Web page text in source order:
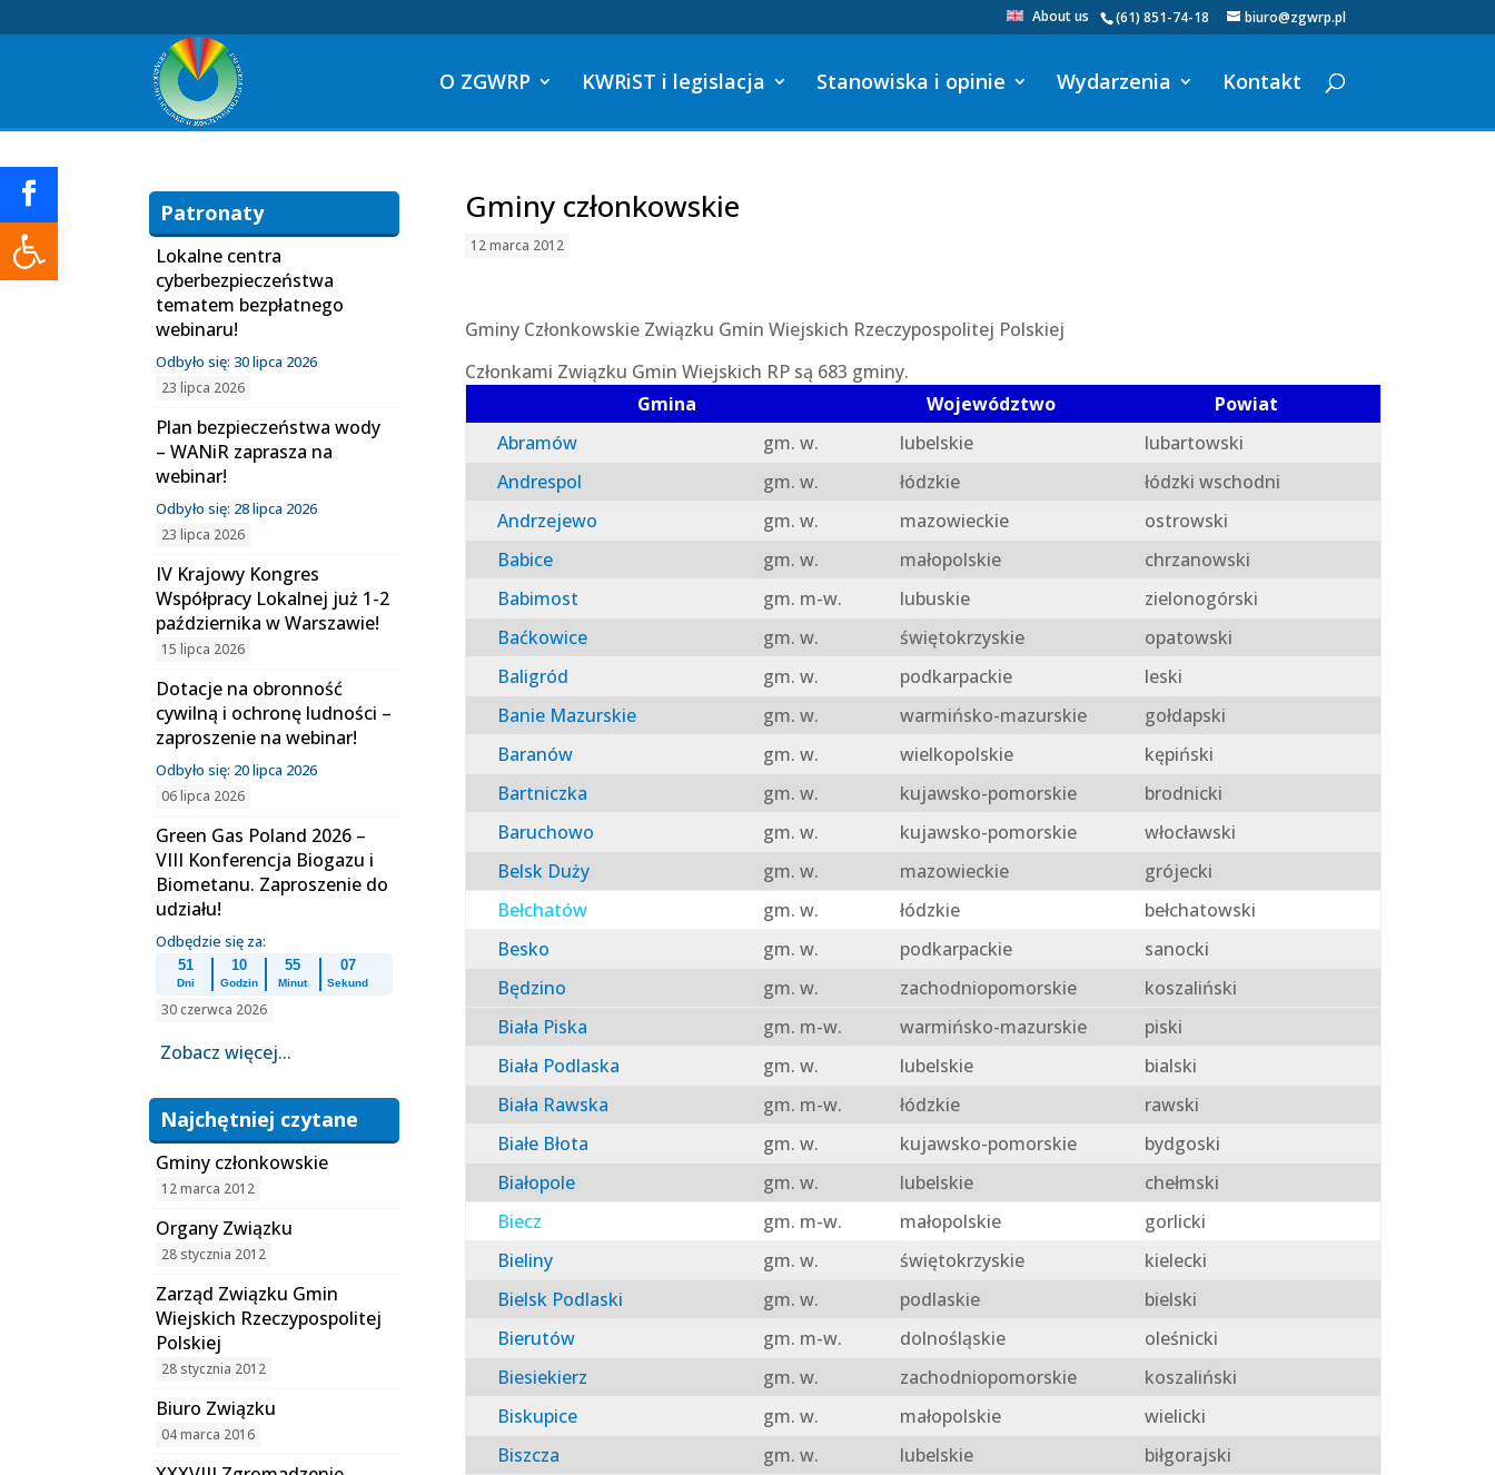
Otwórz pasek narzędzi
(61) 851-74-18 biuro@zgwrp.pl
About us
O ZGWRP KWRiST i legislacja Stanowiska i opinie Wydarzenia Kontakt
Gminy członkowskie
12 marca 2012
Gminy Członkowskie Związku Gmin Wiejskich Rzeczypospolitej Polskiej
Członkami Związku Gmin Wiejskich RP są 683 gminy.
Gmina
Województwo
Powiat
Abramów
gm. w. lubelskie
lubartowski
Andrespol
gm. w. łódzkie
łódzki wschodni
Andrzejewo
gm. w. mazowieckie
ostrowski
Babice
gm. w. małopolskie
chrzanowski
Babimost
gm. m-w. lubuskie
zielonogórski
Baćkowice
gm. w. świętokrzyskie
opatowski
Baligród
gm. w. podkarpackie
leski
Banie Mazurskie
gm. w. warmińsko-mazurskie
gołdapski
Baranów
gm. w. wielkopolskie
kępiński
Bartniczka
gm. w. kujawsko-pomorskie
brodnicki
Baruchowo
gm. w. kujawsko-pomorskie
włocławski
Belsk Duży
gm. w. mazowieckie
grójecki
Bełchatów
gm. w. łódzkie
bełchatowski
Besko
gm. w. podkarpackie
sanocki
Będzino
gm. w. zachodniopomorskie
koszaliński
Biała Piska
gm. m-w. warmińsko-mazurskie
piski
Biała Podlaska
gm. w. lubelskie
bialski
Biała Rawska
gm. m-w. łódzkie
rawski
Białe Błota
gm. w. kujawsko-pomorskie
bydgoski
Białopole
gm. w. lubelskie
chełmski
Biecz
gm. m-w. małopolskie
gorlicki
Bieliny
gm. w. świętokrzyskie
kielecki
Bielsk Podlaski
gm. w. podlaskie
bielski
Bierutów
gm. m-w. dolnośląskie
oleśnicki
Biesiekierz
gm. w. zachodniopomorskie
koszaliński
Biskupice
gm. w. małopolskie
wielicki
Biszcza
gm. w. lubelskie
biłgorajski
Patronaty
Lokalne centra
cyberbezpieczeństwa
tematem bezpłatnego
webinaru!
Odbyło się: 30 lipca 2026
23 lipca 2026
Plan bezpieczeństwa wody
– WANiR zaprasza na
webinar!
Odbyło się: 28 lipca 2026
23 lipca 2026
IV Krajowy Kongres
Współpracy Lokalnej już 1-2
października w Warszawie!
15 lipca 2026
Dotacje na obronność
cywilną i ochronę ludności –
zaproszenie na webinar!
Odbyło się: 20 lipca 2026
06 lipca 2026
Green Gas Poland 2026 –
VIII Konferencja Biogazu i
Biometanu. Zaproszenie do
udziału!
Odbędzie się za:
51
Dni
10
Godzin
55
Minut
07
Sekund
30 czerwca 2026
Zobacz więcej...
Najchętniej czytane
Gminy członkowskie
12 marca 2012
Organy Związku
28 stycznia 2012
Zarząd Związku Gmin
Wiejskich Rzeczypospolitej
Polskiej
28 stycznia 2012
Biuro Związku
04 marca 2016